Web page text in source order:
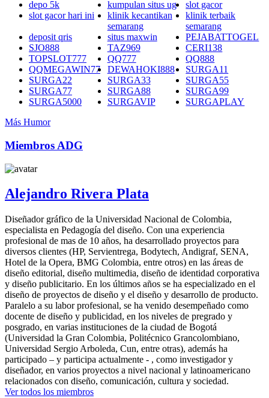
depo 5k
kumpulan situs ug
slot gacor
slot gacor hari ini
klinik kecantikan
semarang
klinik terbaik
semarang
deposit qris
situs maxwin
PEJABATTOGEL
SJO888
TAZ969
CERI138
TOPSLOT777
QQ777
QQ888
QQMEGAWIN77
DEWAHOKI888
SURGA11
SURGA22
SURGA33
SURGA55
SURGA77
SURGA88
SURGA99
SURGA5000
SURGAVIP
SURGAPLAY
Más Humor
Miembros ADG
Alejandro Rivera Plata
Diseñador gráfico de la Universidad Nacional de Colombia,
especialista en Pedagogía del diseño. Con una experiencia
profesional de mas de 10 años, ha desarrollado proyectos para
diversos clientes (HP, Servientrega, Bodytech, Andigraf, SENA,
Hotel de la Opera, BMG Colombia, entre otros) en las áreas de
diseño editorial, diseño multimedia, diseño de identidad corporativa
y diseño publicitario. En los últimos años se ha especializado en el
diseño de proyectos de diseño y el diseño y desarrollo de producto.
Paralelo a su labor profesional, se ha venido desempeñado como
docente de diseño y publicidad, en los niveles de pregrado y
posgrado, en varias instituciones de la ciudad de Bogotá
(Universidad la Gran Colombia, Politécnico Grancolombiano,
Universidad Sergio Arboleda, Cun, entre otras), además ha
participado – y participa actualmente - , como investigador y
diseñador, en varios proyectos a nivel nacional y latinoamericano
relacionados con diseño, comunicación, cultura y sociedad.
Ver todos los miembros